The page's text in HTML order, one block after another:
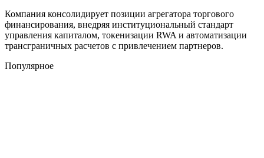
Компания консолидирует позиции агрегатора торгового
финансирования, внедряя институциональный стандарт
управления капиталом, токенизации RWA и автоматизации
трансграничных расчетов с привлечением партнеров.
Популярное